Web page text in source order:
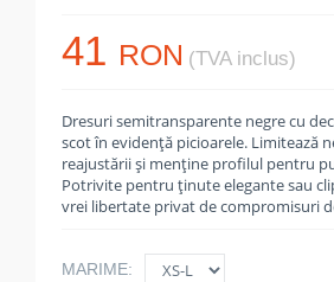
41 RON (TVA inclus)
Dresuri semitransparente negre cu
scot în evidență picioarele. Limitează
reajustării și menține profilul pentru
Potrivite pentru ținute elegante sau
vrei libertate privat de compromisuri
MARIME: